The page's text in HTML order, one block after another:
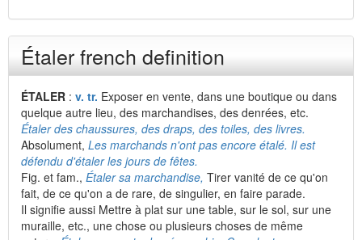
Étaler french definition
ÉTALER : v. tr. Exposer en vente, dans une boutique ou dans
quelque autre lieu, des marchandises, des denrées, etc.
Étaler des chaussures, des draps, des toiles, des livres.
Absolument, Les marchands n'ont pas encore étalé. Il est
défendu d'étaler les jours de fêtes.
Fig. et fam., Étaler sa marchandise, Tirer vanité de ce qu'on
fait, de ce qu'on a de rare, de singulier, en faire parade.
Il signifie aussi Mettre à plat sur une table, sur le sol, sur une
muraille, etc., une chose ou plusieurs choses de même